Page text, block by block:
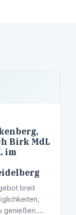
Birk MdL
im
breit
genießen.